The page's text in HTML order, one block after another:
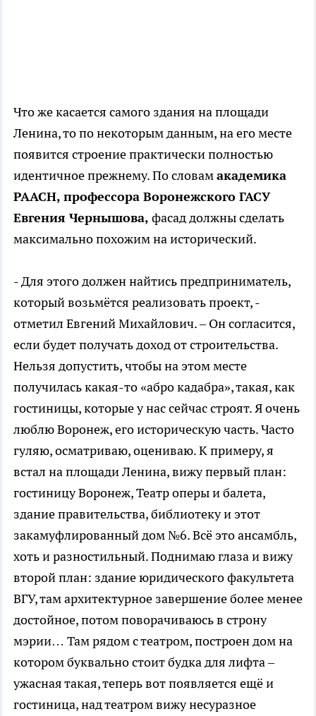
Что же касается самого здания на площади
Ленина, то по некоторым данным, на его месте
появится строение практически полностью
идентичное прежнему. По словамакадемика
РААСН, профессора Воронежского ГАСУ
Евгения Чернышова, фасад должны сделать
максимально похожим на исторический.
- Для этого должен найтись предприниматель,
который возьмётся реализовать проект, -
отметил Евгений Михайлович. – Он согласится,
если будет получать доход от строительства.
Нельзя допустить, чтобы на этом месте
получилась какая-то «абро кадабра», такая, как
гостиницы, которые у нас сейчас строят. Я очень
люблю Воронеж, его историческую часть. Часто
гуляю, осматриваю, оцениваю. К примеру, я
встал на площади Ленина, вижу первый план:
гостиницу Воронеж, Театр оперы и балета,
здание правительства, библиотеку и этот
закамуфлированный дом №6. Всё это ансамбль,
хоть и разностильный. Поднимаю глаза и вижу
второй план: здание юридического факультета
ВГУ, там архитектурное завершение более менее
достойное, потом поворачиваюсь в строну
мэрии… Там рядом с театром, построен дом на
котором буквально стоит будка для лифта –
ужасная такая, теперь вот появляется ещё и
гостиница, над театром вижу несуразное